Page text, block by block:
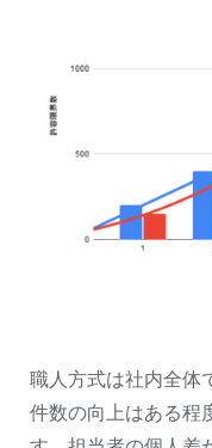
職人方式は社内全体
件数の向上はある程